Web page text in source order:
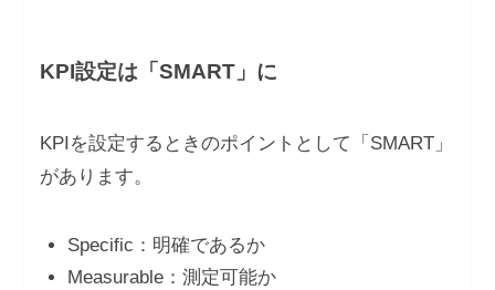
KPI設定は「SMART」に
KPIを設定するときのポイントとして「SMART」
があります。
Specific：明確であるか
Measurable：測定可能か